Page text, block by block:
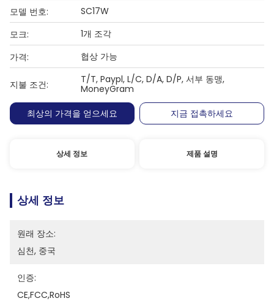
모델 번호:
SC17W
모크:
1개 조각
가격:
협상 가능
지불 조건:
T/T, Paypl, L/C, D/A, D/P, 서부 동맹,
MoneyGram
최상의 가격을 얻으세요
지금 접촉하세요
상세 정보 제품 설명
상세 정보
원래 장소:
심천, 중국
인증:
CE,FCC,RoHS